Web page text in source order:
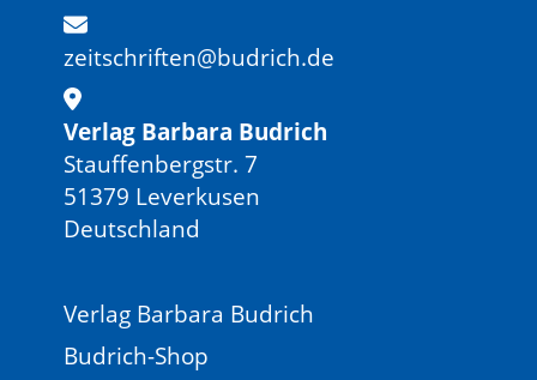
zeitschriften@budrich.de
Verlag Barbara Budrich
Stauffenbergstr. 7
51379 Leverkusen
Deutschland
Verlag Barbara Budrich
Budrich-Shop